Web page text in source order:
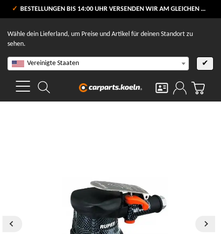
VERSANDKOSTENFREI AB 80 €
BESTELLUNGEN BIS 14:00 UHR VERSENDEN WIR AM GLEICHEN WERKTAG
Wähle dein Lieferland, um Preise und Artikel für deinen Standort zu
sehen.
Vereinigte Staaten ✔